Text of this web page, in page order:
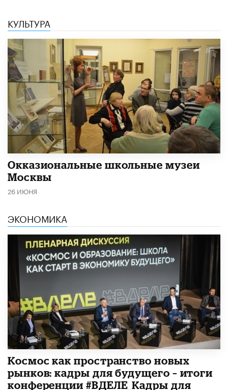
КУЛЬТУРА
​Окказиональные школьные музеи
Москвы
26 ИЮНЯ
ЭКОНОМИКА
Космос как пространство новых
рынков: кадры для будущего – итоги
конференции #ВДЕЛЕ_Кадры для